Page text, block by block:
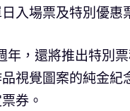
入場票及特別優惠
年，還將推出特別
視覺圖案的純金
券。